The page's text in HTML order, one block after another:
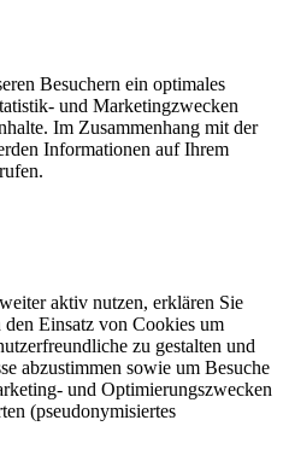
Besuchern ein optimales
und Marketingzwecken
Im Zusammenhang mit der
Informationen auf Ihrem
aktiv nutzen, erklären Sie
Einsatz von Cookies um
zu gestalten und
abzustimmen sowie um Besuche
und Optimierungszwecken
(pseudonymisiertes